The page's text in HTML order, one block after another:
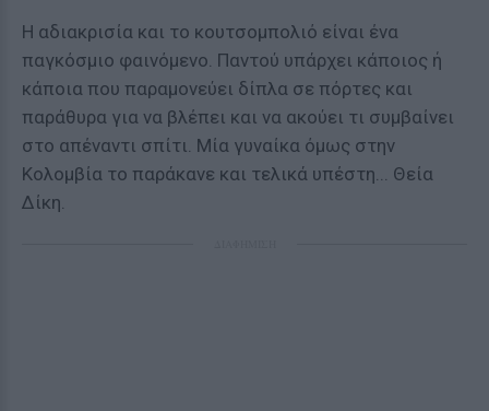
Η αδιακρισία και το κουτσομπολιό είναι ένα
παγκόσμιο φαινόμενο. Παντού υπάρχει κάποιος ή
κάποια που παραμονεύει δίπλα σε πόρτες και
παράθυρα για να βλέπει και να ακούει τι συμβαίνει
στο απέναντι σπίτι. Μία γυναίκα όμως στην
Κολομβία το παράκανε και τελικά υπέστη... Θεία
Δίκη.